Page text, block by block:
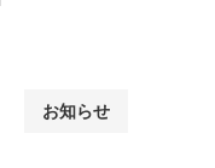
お知らせ